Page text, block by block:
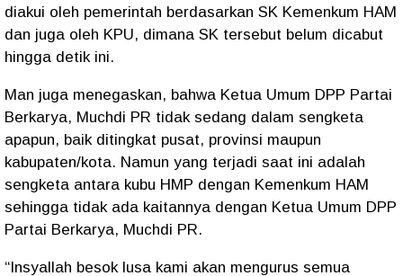
diakui oleh pemerintah berdasarkan SK Kemenkum HAM
dan juga oleh KPU, dimana SK tersebut belum dicabut
hingga detik ini.
Man juga menegaskan, bahwa Ketua Umum DPP Partai
Berkarya, Muchdi PR tidak sedang dalam sengketa
apapun, baik ditingkat pusat, provinsi maupun
kabupaten/kota. Namun yang terjadi saat ini adalah
sengketa antara kubu HMP dengan Kemenkum HAM
sehingga tidak ada kaitannya dengan Ketua Umum DPP
Partai Berkarya, Muchdi PR.
“Insyallah besok lusa kami akan mengurus semua